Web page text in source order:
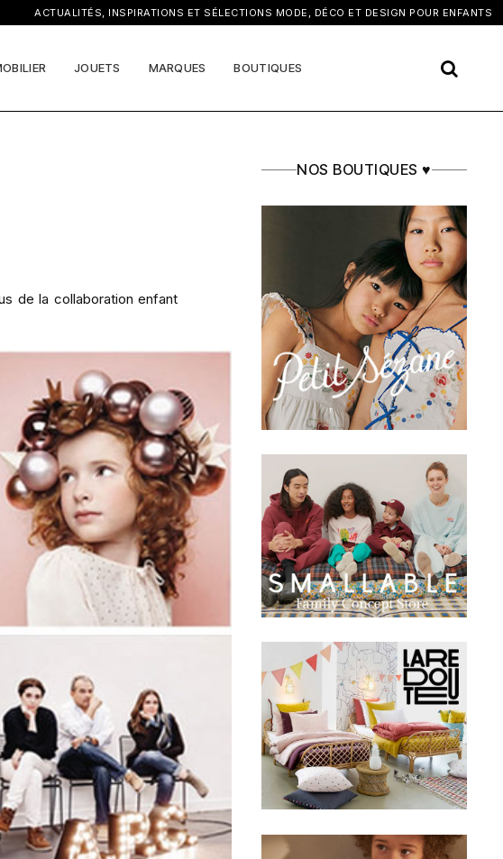
ACTUALITÉS, INSPIRATIONS ET SÉLECTIONS MODE, DÉCO ET DESIGN POUR ENFANTS ×
JOUETS MARQUES BOUTIQUES
de la collaboration enfant
NOS BOUTIQUES ♥